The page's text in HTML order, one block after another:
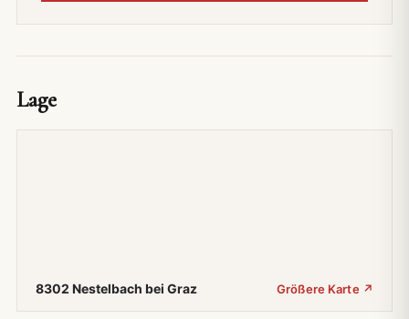
Lage
8302 Nestelbach bei Graz Größere Karte ↗